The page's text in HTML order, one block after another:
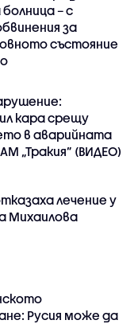
– с
за
състояние
кара срещу
в аварийната
„Тракия” (ВИДЕО)
лечение у
Михаилова
Русия може да